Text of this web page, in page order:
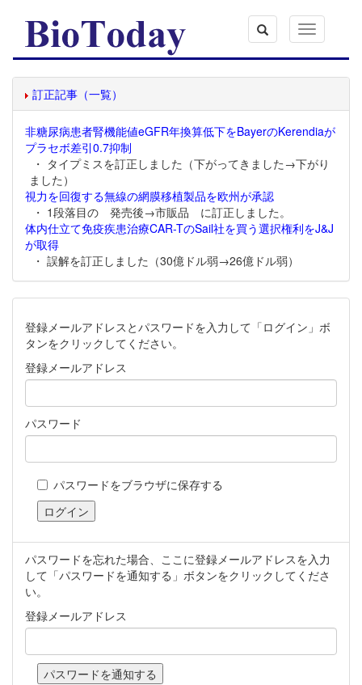
Toggle
navigation
訂正記事（一覧）
非糖尿病患者腎機能値eGFR年換算低下をBayerのKerendiaが
プラセボ差引0.7抑制
・ タイプミスを訂正しました（下がってきました→下がり
ました）
視力を回復する無線の網膜移植製品を欧州が承認
・ 1段落目の 発売後→市販品 に訂正しました。
体内仕立て免疫疾患治療CAR-TのSail社を買う選択権利をJ&J
が取得
・ 誤解を訂正しました（30億ドル弱→26億ドル弱）
登録メールアドレスとパスワードを入力して「ログイン」ボ
タンをクリックしてください。
登録メールアドレス
パスワード
パスワードをブラウザに保存する
パスワードを忘れた場合、ここに登録メールアドレスを入力
して「パスワードを通知する」ボタンをクリックしてくださ
い。
登録メールアドレス